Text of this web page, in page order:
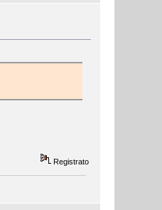
Registrato